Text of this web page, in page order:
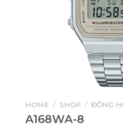
HOME / SHOP / ĐỒNG
A168WA-8